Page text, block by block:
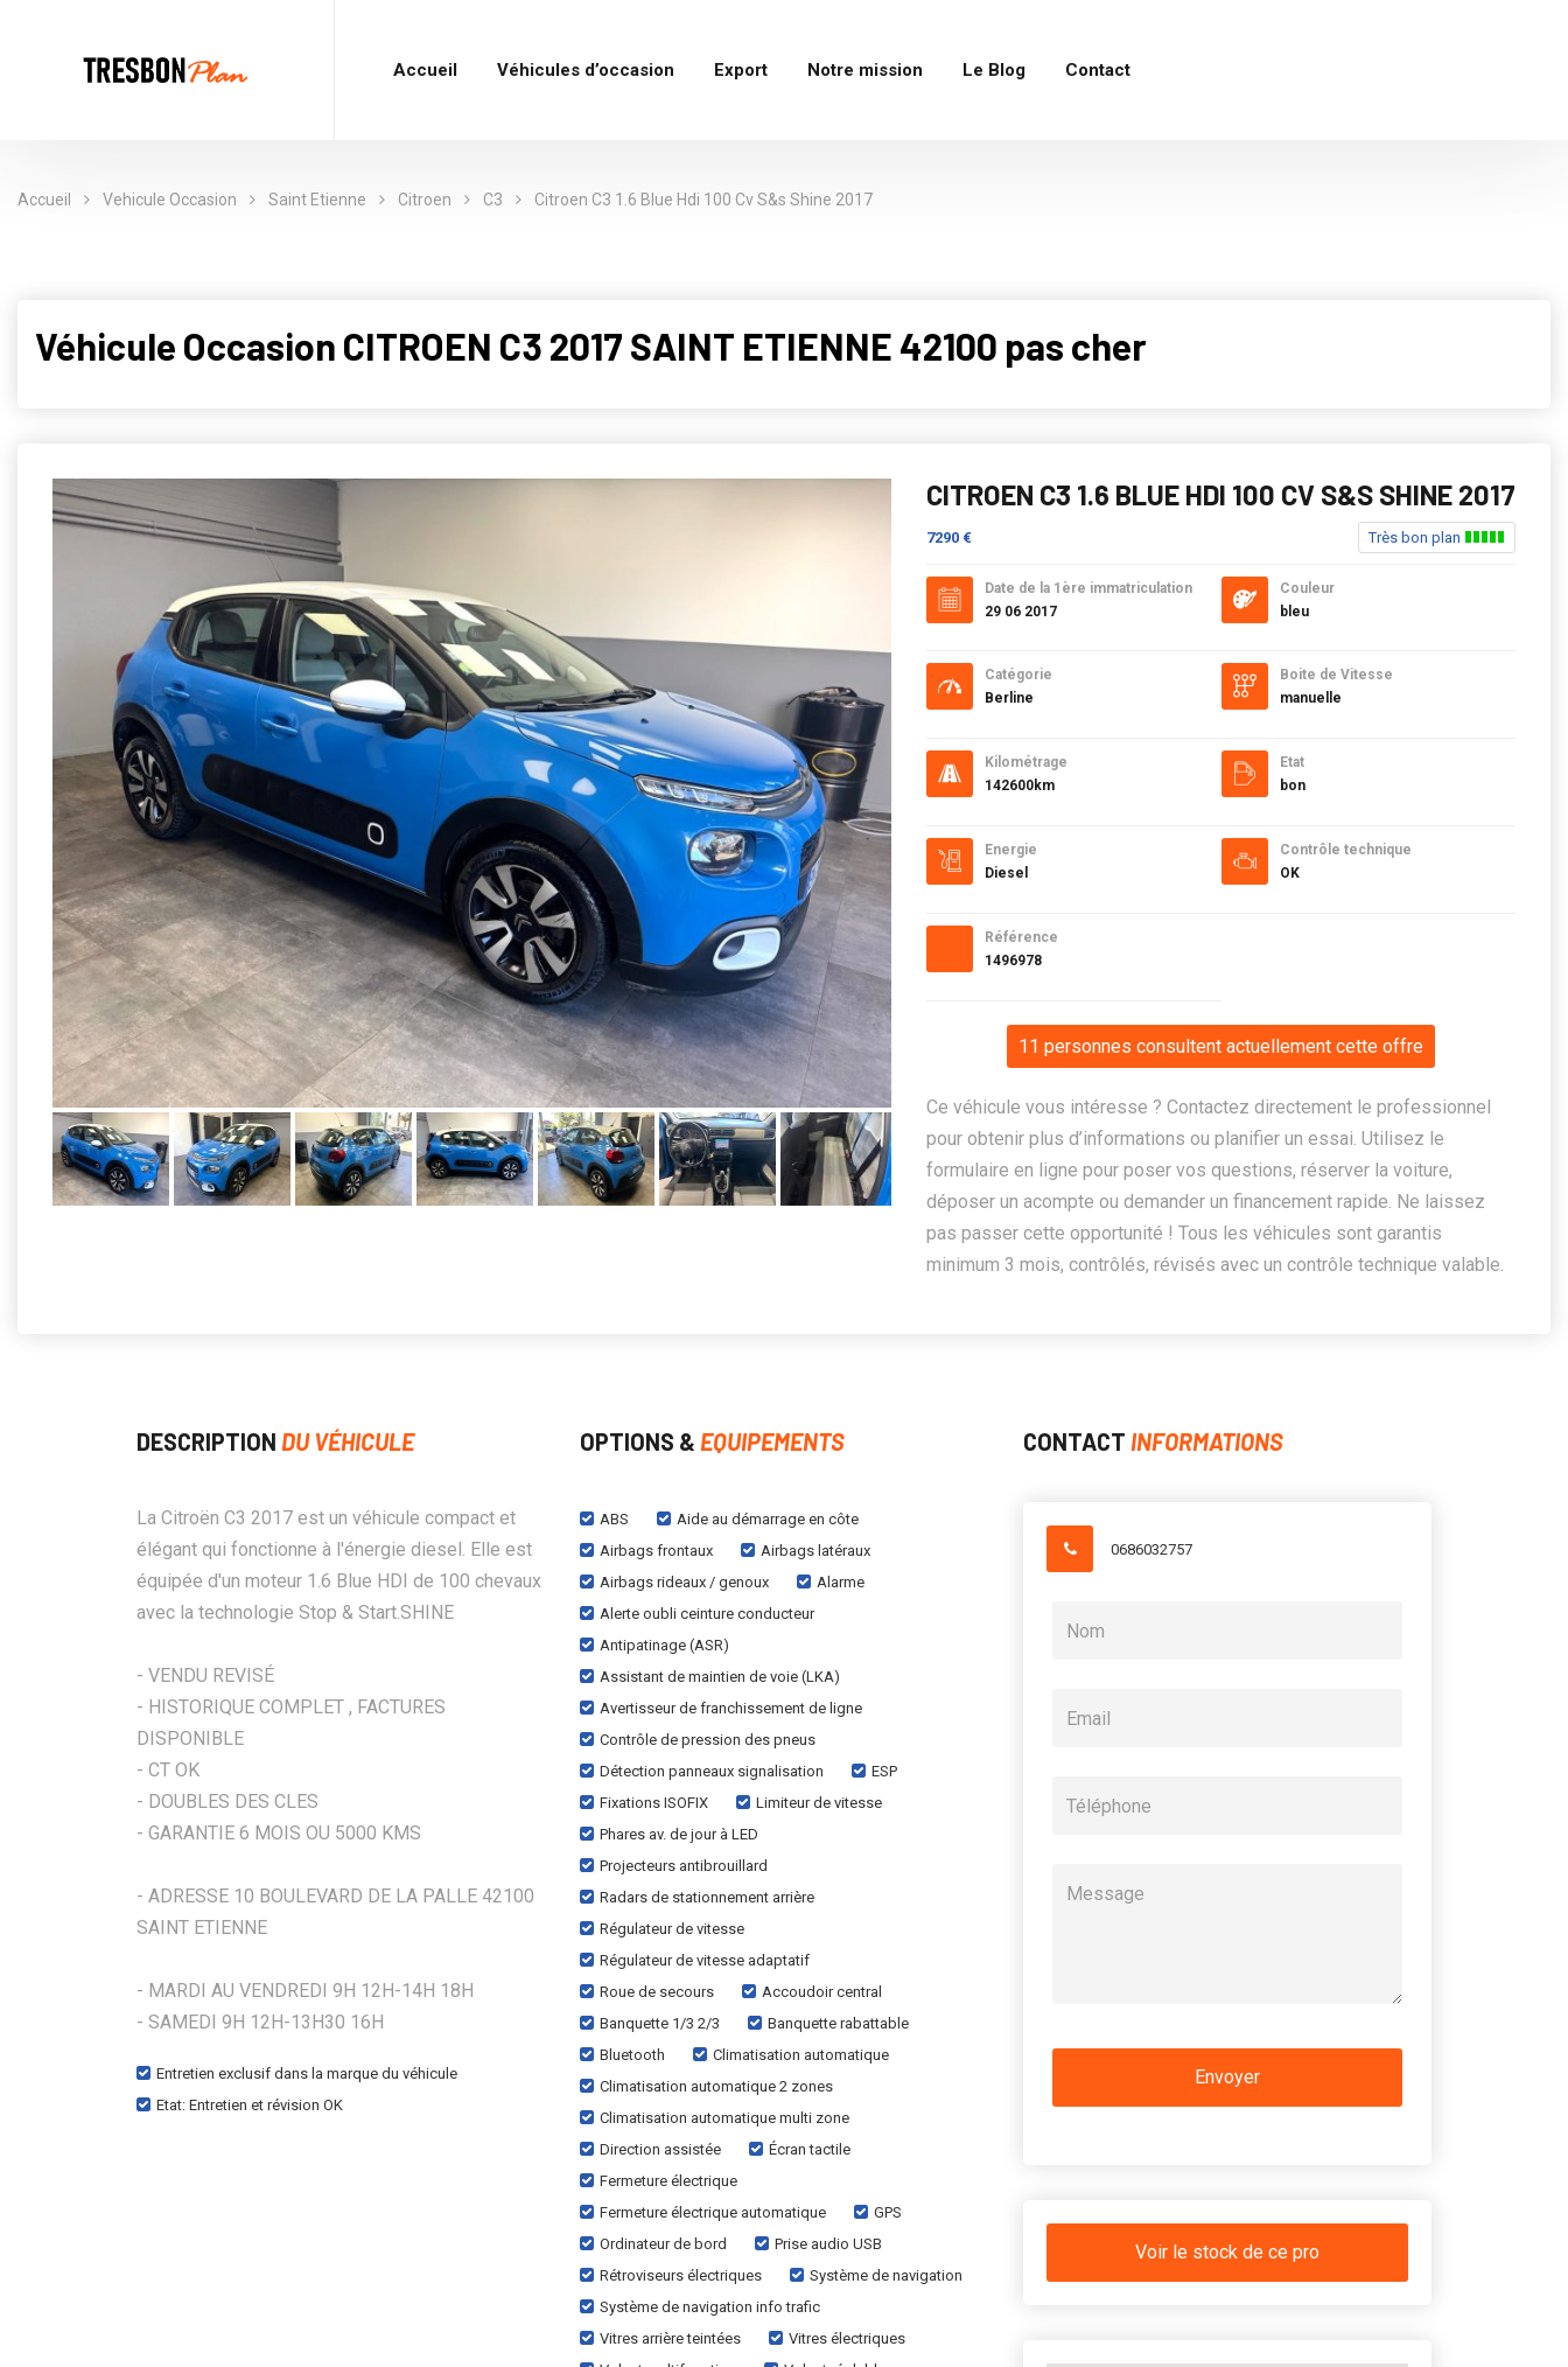
Accueil Véhicules d’occasion Export Notre mission Le Blog Contact
Accueil Vehicule Occasion Saint Etienne Citroen C3 Citroen C3 1.6 Blue Hdi 100 Cv S&s Shine 2017
Véhicule Occasion CITROEN C3 2017 SAINT ETIENNE 42100 pas cher
CITROEN C3 1.6 BLUE HDI 100 CV S&S SHINE 2017
7290 € Très bon plan
Date de la 1ère immatriculation
29 06 2017
Catégorie
Berline
Kilométrage
142600km
Energie
Diesel
Référence
1496978
Couleur
bleu
Boite de Vitesse
manuelle
Etat
bon
Contrôle technique
OK
11 personnes consultent actuellement cette offre
Ce véhicule vous intéresse ? Contactez directement le professionnel
pour obtenir plus d’informations ou planifier un essai. Utilisez le
formulaire en ligne pour poser vos questions, réserver la voiture,
déposer un acompte ou demander un financement rapide. Ne laissez
pas passer cette opportunité ! Tous les véhicules sont garantis
minimum 3 mois, contrôlés, révisés avec un contrôle technique valable.
DESCRIPTION DU VÉHICULE
La Citroën C3 2017 est un véhicule compact et
élégant qui fonctionne à l'énergie diesel. Elle est
équipée d'un moteur 1.6 Blue HDI de 100 chevaux
avec la technologie Stop & Start.SHINE
- VENDU REVISÉ
- HISTORIQUE COMPLET , FACTURES
DISPONIBLE
- CT OK
- DOUBLES DES CLES
- GARANTIE 6 MOIS OU 5000 KMS
- ADRESSE 10 BOULEVARD DE LA PALLE 42100
SAINT ETIENNE
- MARDI AU VENDREDI 9H 12H-14H 18H
- SAMEDI 9H 12H-13H30 16H
Entretien exclusif dans la marque du véhicule
Etat: Entretien et révision OK
OPTIONS & EQUIPEMENTS
ABS
Aide au démarrage en côte
Airbags frontaux
Airbags latéraux
Airbags rideaux / genoux
Alarme
Alerte oubli ceinture conducteur
Antipatinage (ASR)
Assistant de maintien de voie (LKA)
Avertisseur de franchissement de ligne
Contrôle de pression des pneus
Détection panneaux signalisation
ESP
Fixations ISOFIX
Limiteur de vitesse
Phares av. de jour à LED
Projecteurs antibrouillard
Radars de stationnement arrière
Régulateur de vitesse
Régulateur de vitesse adaptatif
Roue de secours
Accoudoir central
Banquette 1/3 2/3
Banquette rabattable
Bluetooth
Climatisation automatique
Climatisation automatique 2 zones
Climatisation automatique multi zone
Direction assistée
Écran tactile
Fermeture électrique
Fermeture électrique automatique
GPS
Ordinateur de bord
Prise audio USB
Rétroviseurs électriques
Système de navigation
Système de navigation info trafic
Vitres arrière teintées
Vitres électriques
CONTACT INFORMATIONS
0686032757
Voir le stock de ce pro